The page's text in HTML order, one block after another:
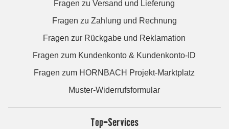
Fragen zu Versand und Lieferung
Fragen zu Zahlung und Rechnung
Fragen zur Rückgabe und Reklamation
Fragen zum Kundenkonto & Kundenkonto-ID
Fragen zum HORNBACH Projekt-Marktplatz
Muster-Widerrufsformular
Top-Services